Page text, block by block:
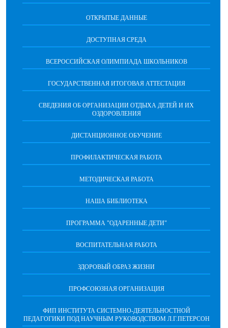
ОТКРЫТЫЕ ДАННЫЕ
ДОСТУПНАЯ СРЕДА
ВСЕРОССИЙСКАЯ ОЛИМПИАДА ШКОЛЬНИКОВ
ГОСУДАРСТВЕННАЯ ИТОГОВАЯ АТТЕСТАЦИЯ
СВЕДЕНИЯ ОБ ОРГАНИЗАЦИИ ОТДЫХА ДЕТЕЙ И ИХ
ОЗДОРОВЛЕНИЯ
ДИСТАНЦИОННОЕ ОБУЧЕНИЕ
ПРОФИЛАКТИЧЕСКАЯ РАБОТА
МЕТОДИЧЕСКАЯ РАБОТА
НАША БИБЛИОТЕКА
ПРОГРАММА "ОДАРЕННЫЕ ДЕТИ"
ВОСПИТАТЕЛЬНАЯ РАБОТА
ЗДОРОВЫЙ ОБРАЗ ЖИЗНИ
ПРОФСОЮЗНАЯ ОРГАНИЗАЦИЯ
ФИП ИНСТИТУТА СИСТЕМНО-ДЕЯТЕЛЬНОСТНОЙ
ПЕДАГОГИКИ ПОД НАУЧНЫМ РУКОВОДСТВОМ Л.Г.ПЕТЕРСОН